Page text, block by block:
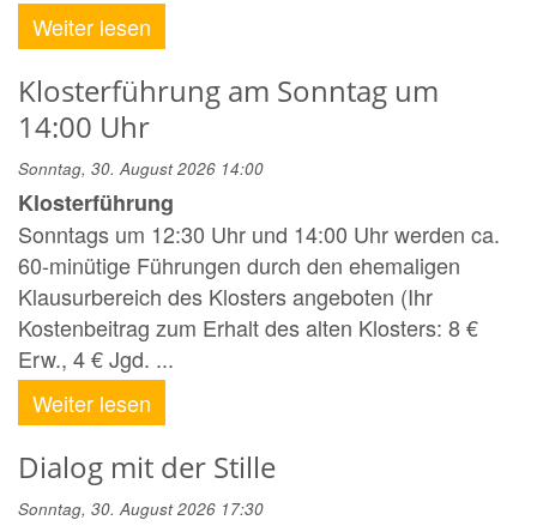
Weiter lesen
Klosterführung am Sonntag um
14:00 Uhr
Sonntag, 30. August 2026 14:00
Klosterführung
Sonntags um 12:30 Uhr und 14:00 Uhr werden ca.
60-minütige Führungen durch den ehemaligen
Klausurbereich des Klosters angeboten (Ihr
Kostenbeitrag zum Erhalt des alten Klosters: 8 €
Erw., 4 € Jgd. ...
Weiter lesen
Dialog mit der Stille
Sonntag, 30. August 2026 17:30